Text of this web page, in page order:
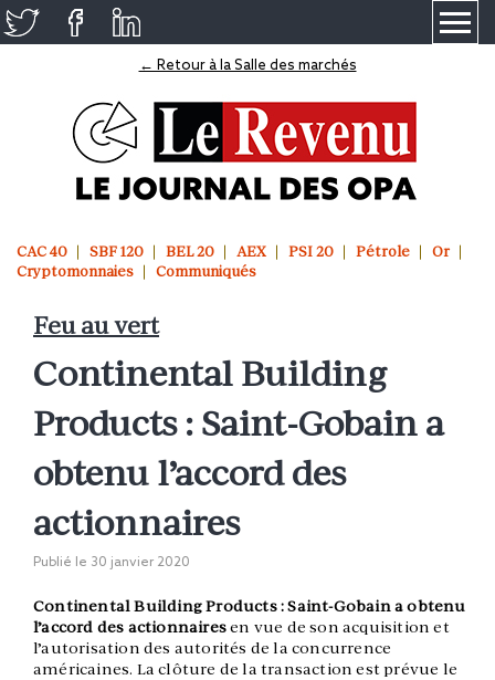
← Retour à la Salle des marchés
CAC 40 SBF 120 BEL 20 AEX PSI 20 Pétrole
Or
Cryptomonnaies
Communiqués
Feu au vert
Continental Building
Products : Saint-Gobain a
obtenu l’accord des
actionnaires
Publié le 30 janvier 2020
Continental Building Products :Saint-Gobain a obtenu
l’accord des actionnairesen vue de son acquisition et
l’autorisation des autorités de la concurrence
américaines. La clôture de la transaction est prévue le